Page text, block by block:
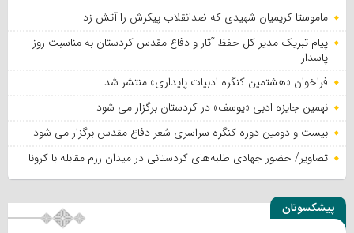
ماموستا کریمیان شهیدی که ضدانقلاب پیکرش را آتش زد
پیام تبریک مدیر کل حفظ آثار و دفاع مقدس کردستان به مناسبت روز
پاسدار
فراخوان «هشتمین کنگره ادبیات پایداری» منتشر شد
نهمین جایزه ادبی «یوسف» در کردستان برگزار می شود
بیست و دومین دوره کنگره سراسری شعر دفاع مقدس برگزار می شود
تصاویر/ حضور جهادی طلبه‌های کردستانی در میدان رزم مقابله با کرونا
پیشکسوتان